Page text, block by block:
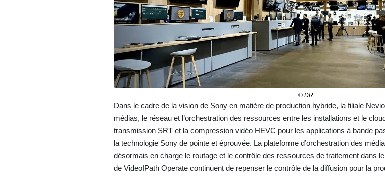
© DR
Dans le cadre de la vision de Sony en matière de production hybride, la filiale
médias, le réseau et l’orchestration des ressources entre les installations et le
transmission SRT et la compression vidéo HEVC pour les applications à bande
la technologie Sony de pointe et éprouvée. La plateforme d’orchestration des
désormais en charge le routage et le contrôle des ressources de traitement dans
de VideoIPath Operate continuent de repenser le contrôle de la diffusion pour la